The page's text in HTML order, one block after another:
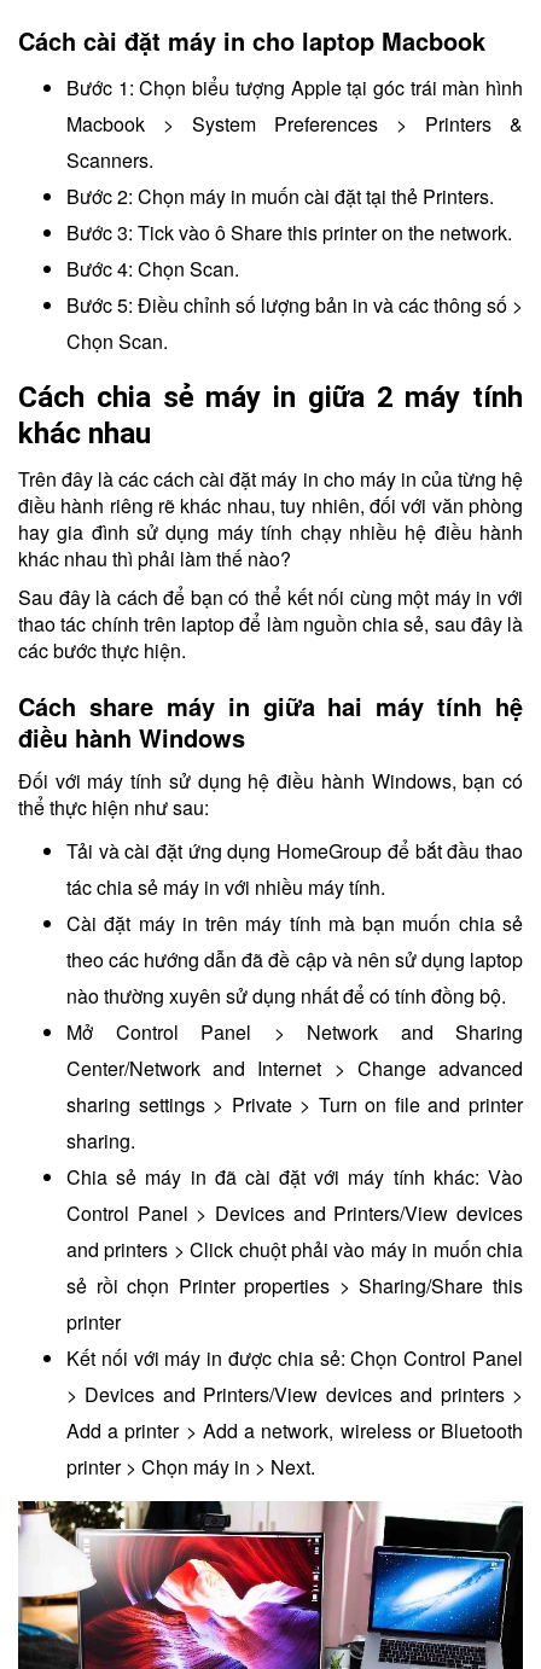
Cách cài đặt máy in cho laptop Macbook
Bước 1: Chọn biểu tượng Apple tại góc trái màn hình
Macbook > System Preferences > Printers &
Scanners.
Bước 2: Chọn máy in muốn cài đặt tại thẻ Printers.
Bước 3: Tick vào ô Share this printer on the network.
Bước 4: Chọn Scan.
Bước 5: Điều chỉnh số lượng bản in và các thông số >
Chọn Scan.
Cách chia sẻ máy in giữa 2 máy tính
khác nhau
Trên đây là các cách cài đặt máy in cho máy in của từng hệ
điều hành riêng rẽ khác nhau, tuy nhiên, đối với văn phòng
hay gia đình sử dụng máy tính chạy nhiều hệ điều hành
khác nhau thì phải làm thế nào?
Sau đây là cách để bạn có thể kết nối cùng một máy in với
thao tác chính trên laptop để làm nguồn chia sẻ, sau đây là
các bước thực hiện.
Cách share máy in giữa hai máy tính hệ
điều hành Windows
Đối với máy tính sử dụng hệ điều hành Windows, bạn có
thể thực hiện như sau:
Tải và cài đặt ứng dụng HomeGroup để bắt đầu thao
tác chia sẻ máy in với nhiều máy tính.
Cài đặt máy in trên máy tính mà bạn muốn chia sẻ
theo các hướng dẫn đã đề cập và nên sử dụng laptop
nào thường xuyên sử dụng nhất để có tính đồng bộ.
Mở Control Panel > Network and Sharing
Center/Network and Internet > Change advanced
sharing settings > Private > Turn on file and printer
sharing.
Chia sẻ máy in đã cài đặt với máy tính khác: Vào
Control Panel > Devices and Printers/View devices
and printers > Click chuột phải vào máy in muốn chia
sẻ rồi chọn Printer properties > Sharing/Share this
printer
Kết nối với máy in được chia sẻ: Chọn Control Panel
> Devices and Printers/View devices and printers >
Add a printer > Add a network, wireless or Bluetooth
printer > Chọn máy in > Next.